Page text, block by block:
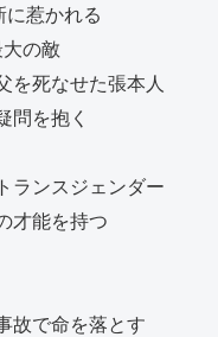
に惹かれる
の敵
を死なせた張本人
問を抱く
ランスジェンダー
才能を持つ
故で命を落とす